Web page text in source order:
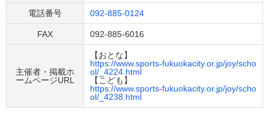
電話番号 092-885-0124
FAX 092-885-6016
主催者・掲載ホ
ームページURL
【おとな】
https://www.sports-fukuokacity.or.jp/joy/scho
ol/_4224.html
【こども】
https://www.sports-fukuokacity.or.jp/joy/scho
ol/_4238.html